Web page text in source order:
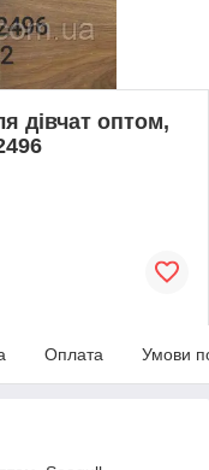
дівчат оптом,
Оплата Умови